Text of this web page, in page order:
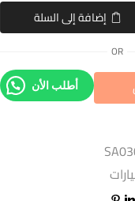
إضافة إلى السلة
OR
أطلب الأن